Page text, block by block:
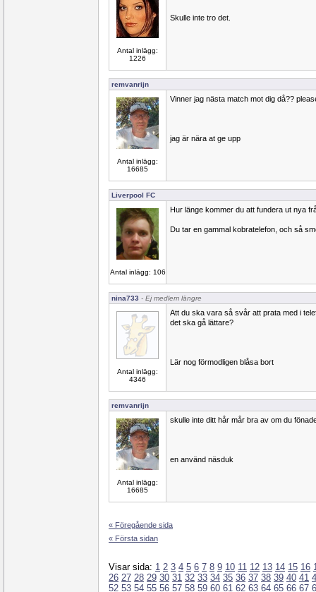
Antal inlägg:
1226
Skulle inte tro det.
remvanrijn
Antal inlägg:
16685
Vinner jag nästa match mot dig då??
jag är nära at ge upp
Liverpool FC
Antal inlägg: 106
Hur länge kommer du att fundera ut nya
Du tar en gammal kobratelefon, och så
nina733 - Ej medlem längre
Antal inlägg:
4346
Att du ska vara så svår att prata med i
det ska gå lättare?
Lär nog förmodligen blåsa bort
remvanrijn
Antal inlägg:
16685
skulle inte ditt hår mår bra av om du
en använd näsduk
« Föregående sida
« Första sidan
Visar sida: 1 2 3 4 5 6 7 8 9 10 11 12 13 14 15 16
26 27 28 29 30 31 32 33 34 35 36 37 38 39 40 41
52 53 54 55 56 57 58 59 60 61 62 63 64 65 66 67